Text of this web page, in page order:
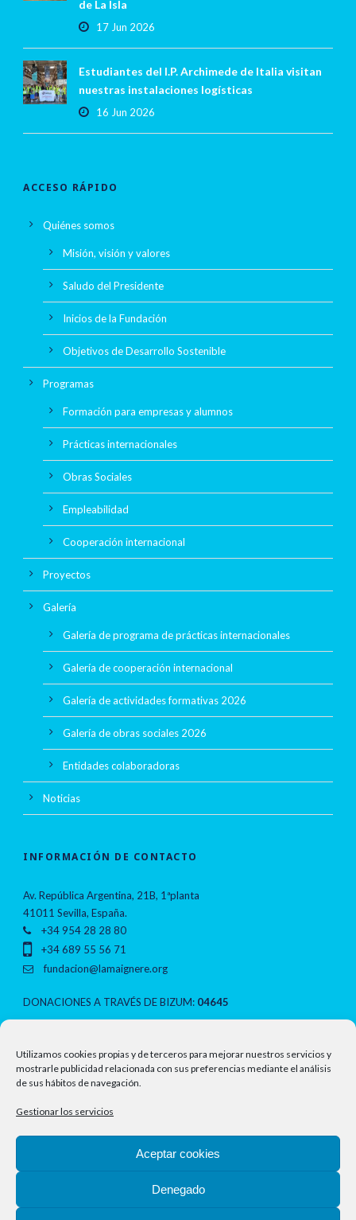
Utilizamos cookies propias y de terceros para mejorar nuestros servicios y
mostrarle publicidad relacionada con sus preferencias mediante el análisis
de sus hábitos de navegación.
Gestionar los servicios
Aceptar cookies
Denegado
de La Isla
17 Jun 2026
Estudiantes del I.P. Archimede de Italia visitan
nuestras instalaciones logísticas
16 Jun 2026
ACCESO RÁPIDO
Quiénes somos
Misión, visión y valores
Saludo del Presidente
Inicios de la Fundación
Objetivos de Desarrollo Sostenible
Programas
Formación para empresas y alumnos
Prácticas internacionales
Obras Sociales
Empleabilidad
Cooperación internacional
Proyectos
Galería
Galería de programa de prácticas internacionales
Galería de cooperación internacional
Galería de actividades formativas 2026
Galería de obras sociales 2026
Entidades colaboradoras
Noticias
INFORMACIÓN DE CONTACTO
Av. República Argentina, 21B, 1ªplanta
41011 Sevilla, España.
+34 954 28 28 80
+34 689 55 56 71
fundacion@lamaignere.org
DONACIONES A TRAVÉS DE BIZUM: 04645
NOTAS LEGALES
Política de privacidad